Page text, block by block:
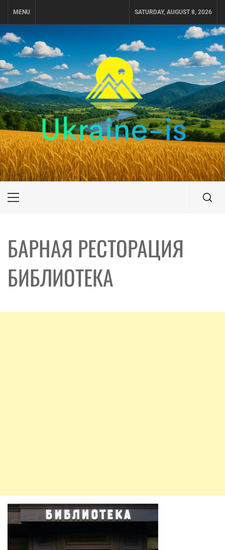
MENU SATURDAY, AUGUST 8, 2026
UKRAINE-IS
ПУТЕШЕСТВИЕ ПО УКРАИНЕ
Primary
БАРНАЯ РЕСТОРАЦИЯ
БИБЛИОТЕКА